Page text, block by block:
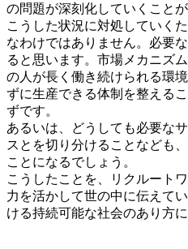
の問題が深刻化していくこと
こうした状況に対処していく
なわけではありません。必要
ると思います。市場メカニズ
の人が長く働き続けられる環
ずに生産できる体制を整える
ずです。
あるいは、どうしても必要な
スとを切り分けることなども
ことになるでしょう。
こうしたことを、リクルート
力を活かして世の中に伝えて
ける持続可能な社会のあり方